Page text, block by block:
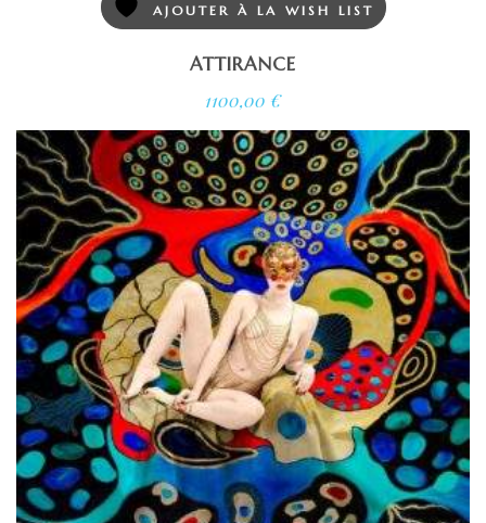
AJOUTER À LA WISH LIST
ATTIRANCE
1100,00 €